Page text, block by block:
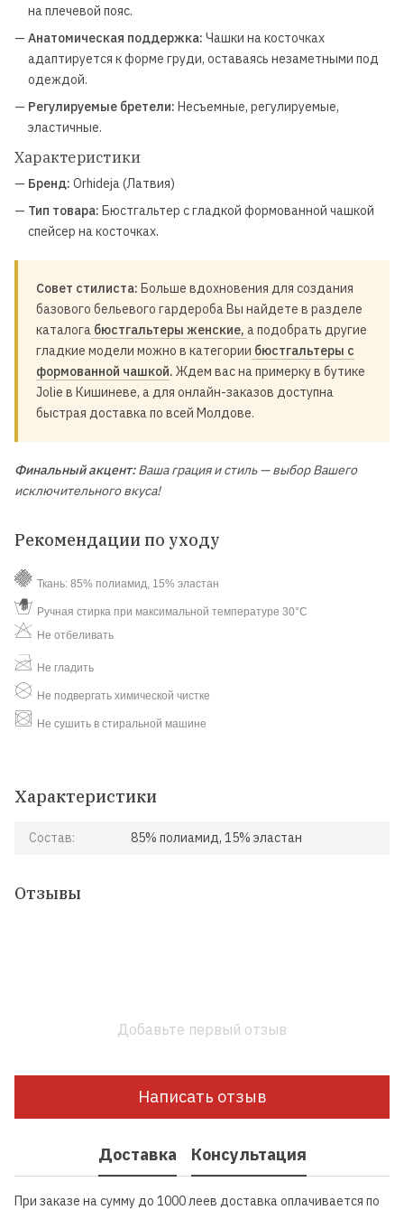
на плечевой пояс.
— Анатомическая поддержка: Чашки на косточках
адаптируется к форме груди, оставаясь незаметными под
одеждой.
— Регулируемые бретели: Несъемные, регулируемые,
эластичные.
Характеристики
— Бренд: Orhideja (Латвия)
— Тип товара: Бюстгальтер с гладкой формованной чашкой
спейсер на косточках.
Совет стилиста: Больше вдохновения для создания
базового бельевого гардероба Вы найдете в разделе
каталога бюстгальтеры женские, а подобрать другие
гладкие модели можно в категории бюстгальтеры с
формованной чашкой. Ждем вас на примерку в бутике
Jolie в Кишиневе, а для онлайн-заказов доступна
быстрая доставка по всей Молдове.
Финальный акцент:Ваша грация и стиль — выбор Вашего
исключительного вкуса!
Рекомендации по уходу
Ткань: 85% полиамид, 15% эластан
Ручная стирка при максимальной температуре 30°C
Не отбеливать
Не гладить
Не подвергать химической чистке
Не сушить в стиральной машине
Характеристики
Состав: 85% полиамид, 15% эластан
Отзывы
Добавьте первый отзыв
Написать отзыв
Доставка Консультация
При заказе на сумму до 1000 леев доставка оплачивается по